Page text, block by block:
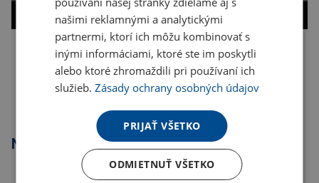
Kopírovať odkaz
Najpredávanejšie
našimi reklamnými a analytickými
partnermi, ktorí ich môžu kombinovať s
inými informáciami, ktoré ste im poskytli
alebo ktoré zhromaždili pri používaní ich
služieb.Zásady ochrany osobných údajov
PRIJAŤ VŠETKO
ODMIETNUŤ VŠETKO